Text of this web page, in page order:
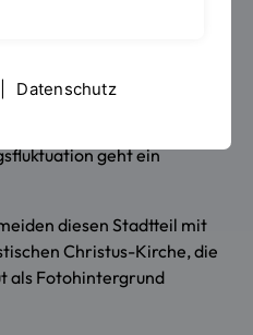
hat sie heute jedoch
genutzt, da wegen
fehlendem Bauunterhalt
geht ein
diesen Stadtteil mit
Christus-Kirche, die
als Fotohintergrund
Datenschutz